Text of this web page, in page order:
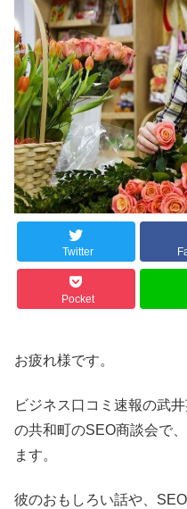
Twitter
Pocket
お疲れ様です。
ビジネス口コミ速報の武
の共和町のSEO商談会で
ます。
彼のおもしろい話や、